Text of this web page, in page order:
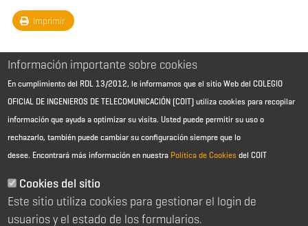
Imprimir
Aviso Legal - Información general
Política de cookies
Política de reembolso
Sitemap
Información importante sobre cookies
En cumplimiento del RDL 13/2012, le informamos que el sitio Web del COLEGIO
OFICIAL DE INGENIEROS DE TELECOMUNICACIÓN (COIT) utiliza cookies para recopilar
información que ayuda a optimizar su visita. Usted puede permitir su uso o
rechazarlo, también puede cambiar su configuración siempre que lo
desee. Encontrará más información en nuestra Política de Cookies del COIT
Cookies del sitio
Este sitio utiliza cookies para gestionar el login de
usuarios y el estado de los formularios.